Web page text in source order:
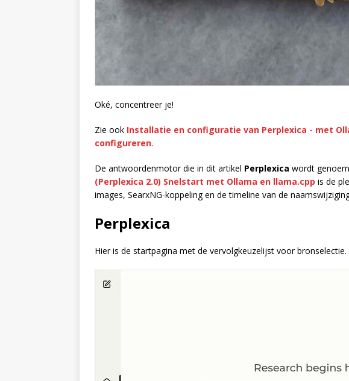
Oké, concentreer je!
Zie ook Installatie en configuratie van Perplexica - met
configureren.
De antwoordenmotor die in dit artikel Perplexica wordt
(Perplexica 2.0) Snelstart met Ollama en llama.cpp is de
images, SearxNG-koppeling en de timeline van de
Perplexica
Hier is de startpagina met de vervolgkeuzelijst voor bronselectie.